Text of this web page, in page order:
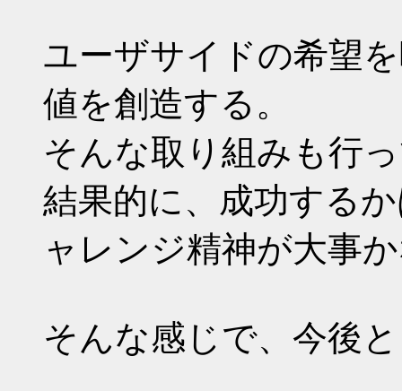
ユーザサイドの希望
値を創造する。
そんな取り組みも行
結果的に、成功する
ャレンジ精神が大事
そんな感じで、今後